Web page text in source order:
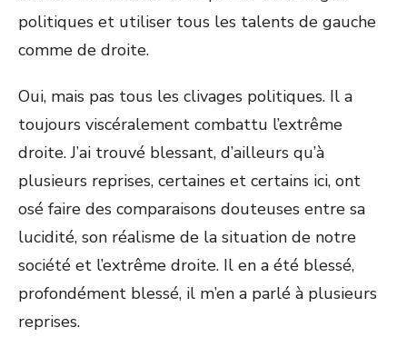
politiques et utiliser tous les talents de gauche
comme de droite.
Oui, mais pas tous les clivages politiques. Il a
toujours viscéralement combattu l’extrême
droite. J’ai trouvé blessant, d’ailleurs qu’à
plusieurs reprises, certaines et certains ici, ont
osé faire des comparaisons douteuses entre sa
lucidité, son réalisme de la situation de notre
société et l’extrême droite. Il en a été blessé,
profondément blessé, il m’en a parlé à plusieurs
reprises.